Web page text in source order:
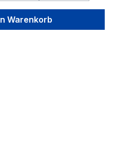
Wert
Warenkorb